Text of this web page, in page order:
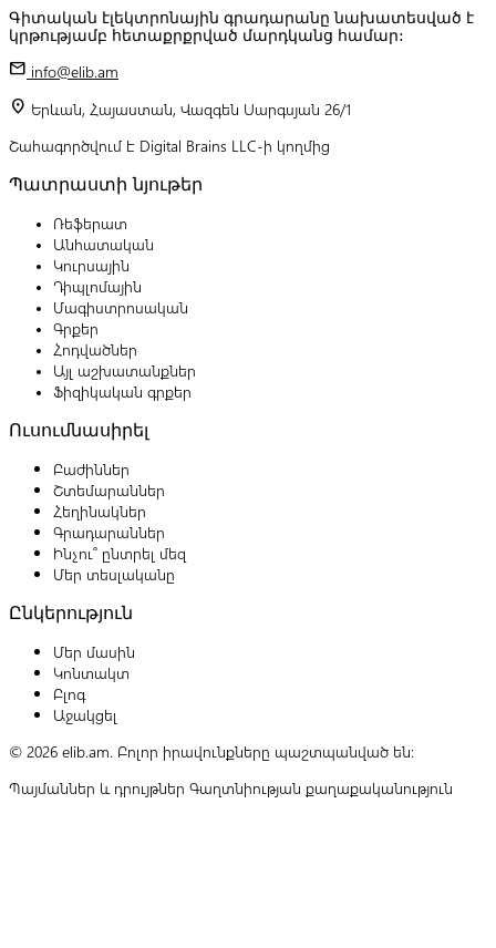
Գիտական էլեկտրոնային գրադարանը նախատեսված է
կրթությամբ հետաքրքրված մարդկանց համար:
mail info@elib.am
location_on Երևան, Հայաստան, Վազգեն Սարգսյան 26/1
Շահագործվում է Digital Brains LLC-ի կողմից
Պատրաստի նյութեր
Ռեֆերատ
Անհատական
Կուրսային
Դիպլոմային
Մագիստրոսական
Գրքեր
Հոդվածներ
Այլ աշխատանքներ
Ֆիզիկական գրքեր
Ուսումնասիրել
Բաժիններ
Շտեմարաններ
Հեղինակներ
Գրադարաններ
Ինչու՞ ընտրել մեզ
Մեր տեսլականը
Ընկերություն
Մեր մասին
Կոնտակտ
Բլոգ
Աջակցել
© 2026 elib.am. Բոլոր իրավունքները պաշտպանված են:
Պայմաններ և դրույթներ Գաղտնիության քաղաքականություն